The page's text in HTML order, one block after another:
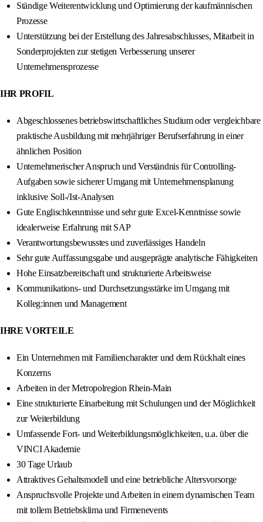
Ständige Weiterentwicklung und Optimierung der kaufmännischen
Prozesse
Unterstützung bei der Erstellung des Jahresabschlusses, Mitarbeit in
Sonderprojekten zur stetigen Verbesserung unserer
Unternehmensprozesse
IHR PROFIL
Abgeschlossenes betriebswirtschaftliches Studium oder vergleichbare
praktische Ausbildung mit mehrjähriger Berufserfahrung in einer
ähnlichen Position
Unternehmerischer Anspruch und Verständnis für Controlling-
Aufgaben sowie sicherer Umgang mit Unternehmensplanung
inklusive Soll-/Ist-Analysen
Gute Englischkenntnisse und sehr gute Excel-Kenntnisse sowie
idealerweise Erfahrung mit SAP
Verantwortungsbewusstes und zuverlässiges Handeln
Sehr gute Auffassungsgabe und ausgeprägte analytische Fähigkeiten
Hohe Einsatzbereitschaft und strukturierte Arbeitsweise
Kommunikations- und Durchsetzungsstärke im Umgang mit
Kolleg:innen und Management
IHRE VORTEILE
Ein Unternehmen mit Familiencharakter und dem Rückhalt eines
Konzerns
Arbeiten in der Metropolregion Rhein-Main
Eine strukturierte Einarbeitung mit Schulungen und der Möglichkeit
zur Weiterbildung
Umfassende Fort- und Weiterbildungsmöglichkeiten, u.a. über die
VINCI Akademie
30 Tage Urlaub
Attraktives Gehaltsmodell und eine betriebliche Altersvorsorge
Anspruchsvolle Projekte und Arbeiten in einem dynamischen Team
mit tollem Betriebsklima und Firmenevents